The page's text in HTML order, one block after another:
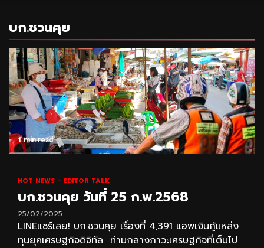
บก.ชวนคุย
1 min read
HOT NEWS EDITOR TALK
บก.ชวนคุย วันที่ 25 ก.พ.2568
25/02/2025
LINEแชร์เลย! บก.ชวนคุย เรื่องที่ 4,391 แอพเงินกู้แหล่ง
ทุนยุคเศรษฐกิจดิจิทัล ท่ามกลางภาวะเศรษฐกิจที่เต็มไป